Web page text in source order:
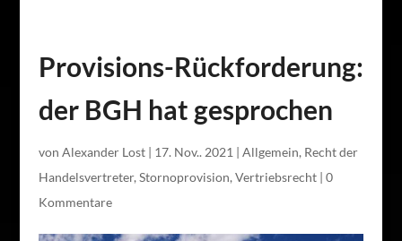
Provisions-Rückforderung:
der BGH hat gesprochen
von Alexander Lost| 17. Nov.. 2021 | Allgemein, Recht der
Handelsvertreter, Stornoprovision, Vertriebsrecht| 0
Kommentare